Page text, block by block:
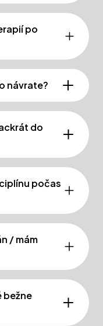
po
návrate?
do
počas
/ mám
bežne